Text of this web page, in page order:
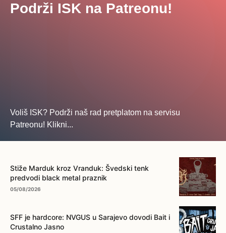
Podrži ISK na Patreonu!
Voliš ISK? Podrži naš rad pretplatom na servisu
Patreonu! Klikni...
Stiže Marduk kroz Vranduk: Švedski tenk
predvodi black metal praznik
05/08/2026
SFF je hardcore: NVGUS u Sarajevo dovodi Bait i
Crustalno Jasno